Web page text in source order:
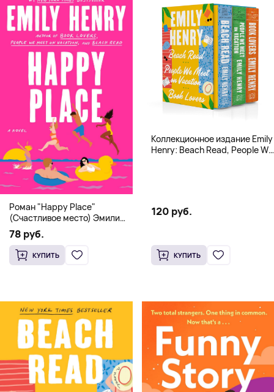
Роман "Happy Place"
(Счастливое место) Эмили
Генри | Твердый переплет
78 руб.
КУПИТЬ
Коллекционное издание Emily
Henry: Beach Read, People We
120 руб.
КУПИТЬ